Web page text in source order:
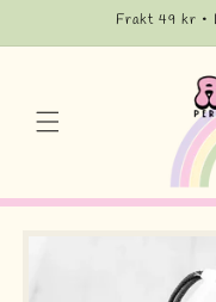
Frakt 49 kr •